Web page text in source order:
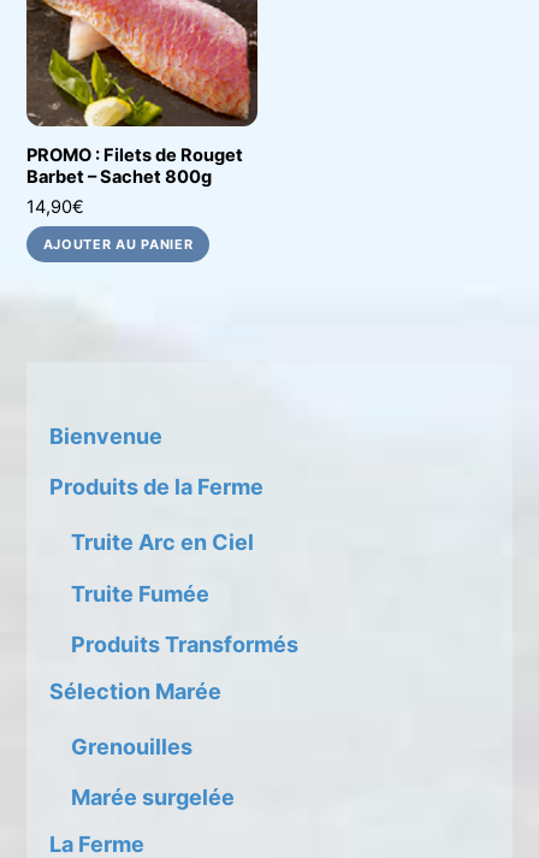
PROMO : Filets de Rouget
Barbet – Sachet 800g
14,90€
AJOUTER AU PANIER
Bienvenue
Produits de la Ferme
Truite Arc en Ciel
Truite Fumée
Produits Transformés
Sélection Marée
Grenouilles
Marée surgelée
La Ferme